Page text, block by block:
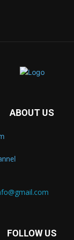
ABOUT US
FOLLOW US